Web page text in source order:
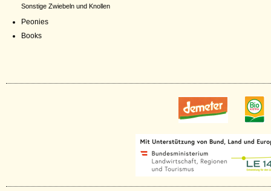
Sonstige Zwiebeln und Knollen
Peonies
Books